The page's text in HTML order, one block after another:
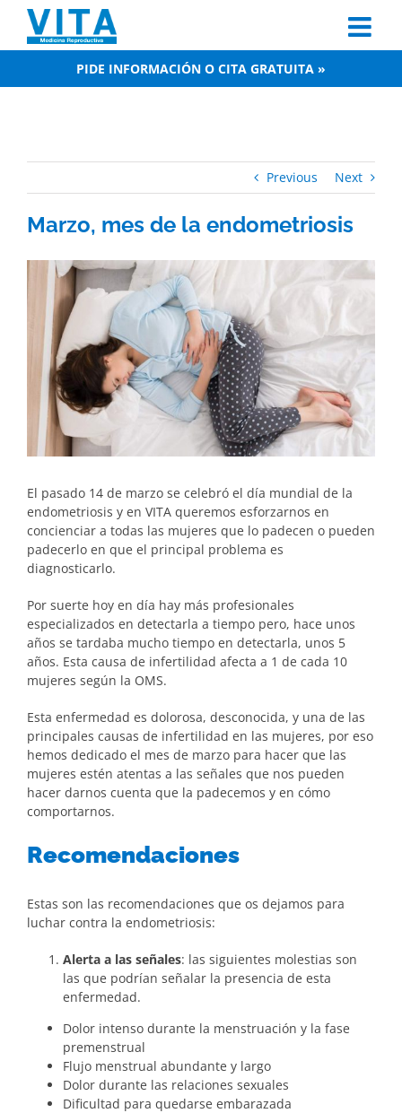
content
PIDE INFORMACIÓN O CITA GRATUITA »
Previous Next
Marzo, mes de la endometriosis
View
Larger
Image
El pasado 14 de marzo se celebró el día mundial de la
endometriosis y en VITA queremos esforzarnos en
concienciar a todas las mujeres que lo padecen o pueden
padecerlo en que el principal problema es
diagnosticarlo.
Por suerte hoy en día hay más profesionales
especializados en detectarla a tiempo pero, hace unos
años se tardaba mucho tiempo en detectarla, unos 5
años. Esta causa de infertilidad afecta a 1 de cada 10
mujeres según la OMS.
Esta enfermedad es dolorosa, desconocida, y una de las
principales causas de infertilidad en las mujeres, por eso
hemos dedicado el mes de marzo para hacer que las
mujeres estén atentas a las señales que nos pueden
hacer darnos cuenta que la padecemos y en cómo
comportarnos.
Recomendaciones
Estas son las recomendaciones que os dejamos para
luchar contra la endometriosis:
Alerta a las señales: las siguientes molestias son
las que podrían señalar la presencia de esta
enfermedad.
Dolor intenso durante la menstruación y la fase
premenstrual
Flujo menstrual abundante y largo
Dolor durante las relaciones sexuales
Dificultad para quedarse embarazada